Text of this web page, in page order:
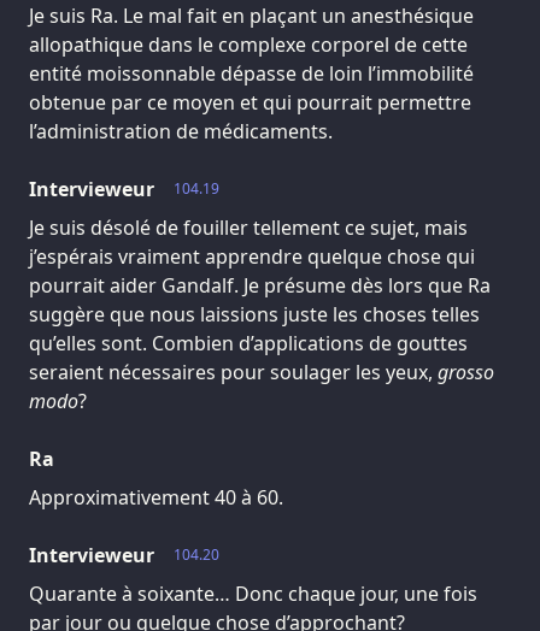
Je suis Ra. Le mal fait en plaçant un anesthésique
allopathique dans le complexe corporel de cette
entité moissonnable dépasse de loin l’immobilité
obtenue par ce moyen et qui pourrait permettre
l’administration de médicaments.
104.19
Intervieweur
Je suis désolé de fouiller tellement ce sujet, mais
j’espérais vraiment apprendre quelque chose qui
pourrait aider Gandalf. Je présume dès lors que Ra
suggère que nous laissions juste les choses telles
qu’elles sont. Combien d’applications de gouttes
seraient nécessaires pour soulager les yeux, grosso
modo?
Ra
Approximativement 40 à 60.
104.20
Intervieweur
Quarante à soixante… Donc chaque jour, une fois
par jour ou quelque chose d’approchant?